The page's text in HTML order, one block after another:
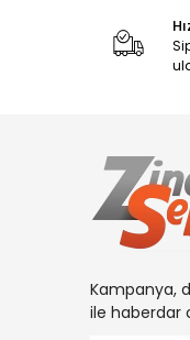
Kampanya,
ile haberdar